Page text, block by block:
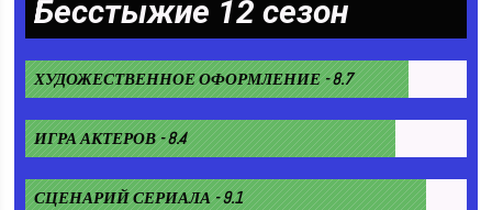
Бесстыжие 12 сезон
ХУДОЖЕСТВЕННОЕ ОФОРМЛЕНИЕ - 8.7
ИГРА АКТЕРОВ - 8.4
СЦЕНАРИЙ СЕРИАЛА - 9.1